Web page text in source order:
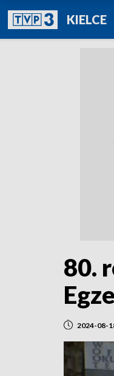
KIELCE
TVP
80.
2024-08-